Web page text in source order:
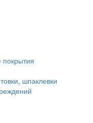
шпаклевки